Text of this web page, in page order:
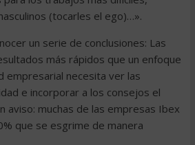
(tocarles el ego)…».
un serie de conclusiones: Las
más rápidos que un enfoque
empresarial necesita ver las
e incorporar a los consejos el
aviso: muchas de las empresas Ibex
que se esgrime de manera